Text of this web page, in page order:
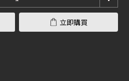
立即購買